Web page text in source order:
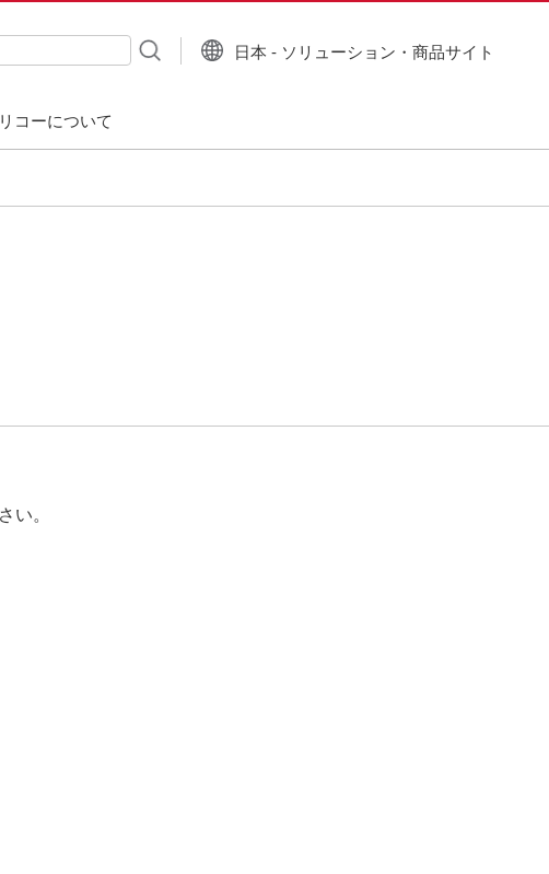
リコーについて
ド入力
日本 - ソリューション・商品サイト
い。